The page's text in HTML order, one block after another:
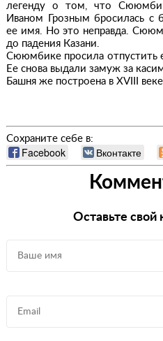
легенду о том, что
Иваном Грозным бросилась с
ее имя. Но это неправда.
до падения Казани.
Сююмбике просила отпустить
Ее снова выдали замуж за
Башня же построена в XVIII
Сохраните себе в:
Facebook Вконтакте
Оставьте